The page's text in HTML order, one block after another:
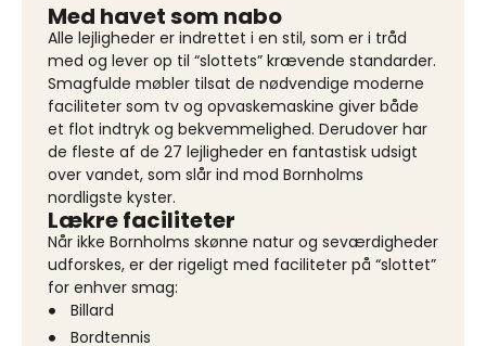
Med havet som nabo
Alle lejligheder er indrettet i en stil, som er i tråd
med og lever op til “slottets” krævende standarder.
Smagfulde møbler tilsat de nødvendige moderne
faciliteter som tv og opvaskemaskine giver både
et flot indtryk og bekvemmelighed. Derudover har
de fleste af de 27 lejligheder en fantastisk udsigt
over vandet, som slår ind mod Bornholms
nordligste kyster.
Lækre faciliteter
Når ikke Bornholms skønne natur og seværdigheder
udforskes, er der rigeligt med faciliteter på “slottet”
for enhver smag:
Billard
Bordtennis